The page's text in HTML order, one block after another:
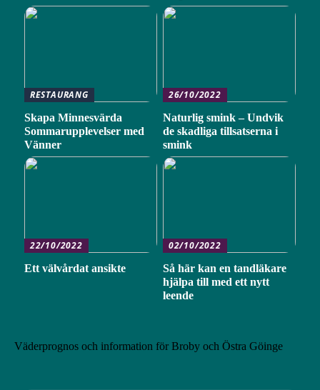
RESTAURANG
Skapa Minnesvärda
Sommarupplevelser med
Vänner
26/10/2022
Naturlig smink – Undvik
de skadliga tillsatserna i
smink
22/10/2022
Ett välvårdat ansikte
02/10/2022
Så här kan en tandläkare
hjälpa till med ett nytt
leende
Väderprognos och information för Broby och Östra Göinge